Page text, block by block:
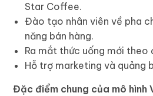
Star Coffee.
Đào tạo nhân viên về pha
năng bán hàng.
Ra mắt thức uống mới theo
Hỗ trợ marketing và quảng
Đặc điểm chung của mô